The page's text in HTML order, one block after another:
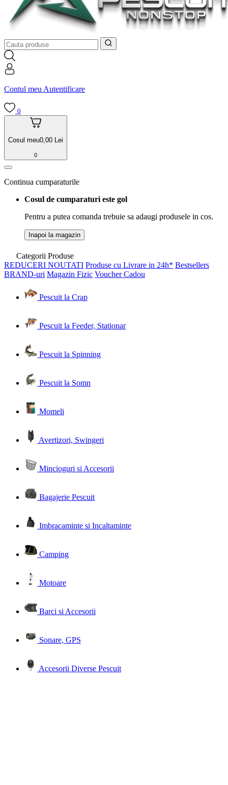
Contul meu Autentificare
0
Cosul meu0,00 Lei
0
Continua cumparaturile
Cosul de cumparaturi este gol
Pentru a putea comanda trebuie sa adaugi produsele in cos.
Inapoi la magazin
Categorii Produse
REDUCERI NOUTATI Produse cu Livrare in 24h* Bestsellers
BRAND-uri Magazin Fizic Voucher Cadou
Pescuit la Crap
Pescuit la Feeder, Stationar
Pescuit la Spinning
Pescuit la Somn
Momeli
Avertizori, Swingeri
Mincioguri si Accesorii
Bagajerie Pescuit
Imbracaminte si Incaltaminte
Camping
Motoare
Barci si Accesorii
Sonare, GPS
Accesorii Diverse Pescuit